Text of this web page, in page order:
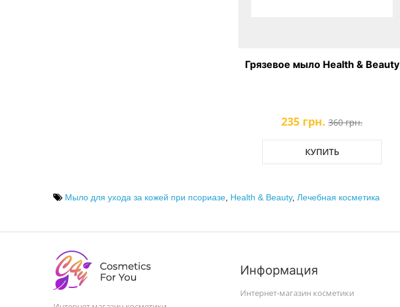
Грязевое мыло Health & Beauty
235 грн. 360 грн.
КУПИТЬ
Мыло для ухода за кожей при псориазе Health & Beauty, Лечебная косметика
Информация
Интернет-магазин косметики